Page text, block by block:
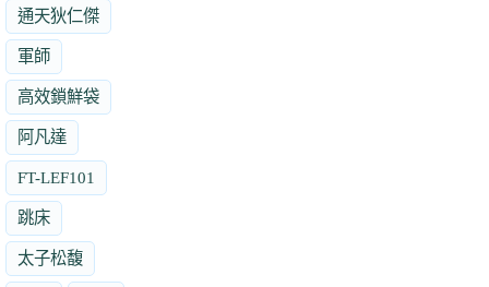
通天狄仁傑
軍師
高效鎖鮮袋
阿凡達
FT-LEF101
跳床
太子松馥